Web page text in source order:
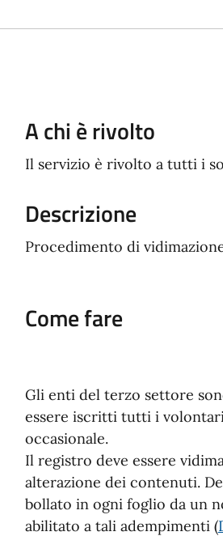
A chi è rivolto
Il servizio è rivolto a tutti i
Descrizione
Procedimento di
Come fare
Gli enti del terzo settore
essere iscritti tutti i
occasionale.
Il registro deve essere
alterazione dei contenuti.
bollato in ogni foglio da un
abilitato a tali adempimenti (